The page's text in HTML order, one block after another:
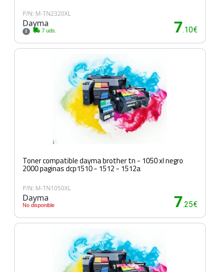
P/N: M-TN2320XL
Dayma
2 7 uds. 7.10€
Toner compatible dayma brother tn - 1050 xl negro
2000 paginas dcp1510 - 1512 - 1512a
P/N: M-TN1050XL
Dayma
No disponible 7.25€